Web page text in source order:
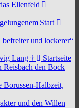
Ellenfeld
Start
befreiter und lockerer“
Lang †
Startseite
Reisbach den Bock
Borussen-Halbzeit,
und den Willen